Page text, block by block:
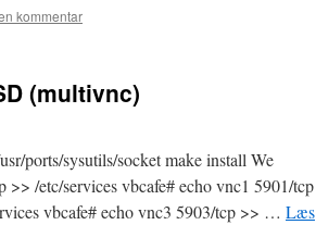
kommentar
(multivnc)
ports/sysutils/socket make install We
/etc/services vbcafe# echo vnc1 5901/tcp
vbcafe# echo vnc3 5903/tcp >> … Læs